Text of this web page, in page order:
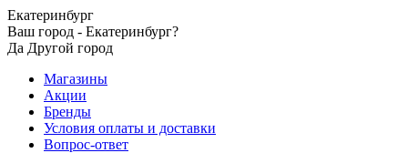
Екатеринбург
Ваш город - Екатеринбург?
Да Другой город
Магазины
Акции
Бренды
Условия оплаты и доставки
Вопрос-ответ